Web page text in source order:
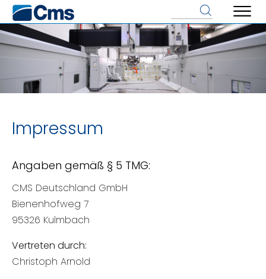
Impressum
Angaben gemäß § 5 TMG:
CMS Deutschland GmbH
Bienenhofweg 7
95326 Kulmbach
Vertreten durch:
Christoph Arnold